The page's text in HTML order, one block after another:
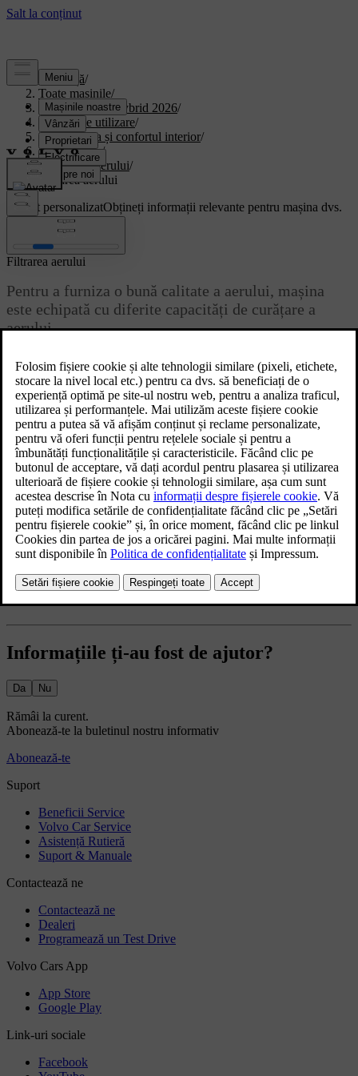
Asistență/
Toate mașinile/
XC90 Plug-in Hybrid 2026/
Manual de utilizare/
Climatizarea și confortul interior/
climatizarea./
Calitatea aerului/
Filtrarea aerului
Suport personalizatObțineți informații relevante pentru mașina dvs.
Conectează-te
Filtrarea aerului
Pentru a furniza o bună calitate a aerului, mașina
este echipată cu diferite capacități de curățare a
aerului.
Mașina are mai multe funcții pentru a asigura o calitate bună a
aerului. Unele dintre acestea sunt pasive, iar altele pot fi controlate
din afișajul central.
Mai multe în acest subiect
Purificarea avansată a aerului
Informațiile ți-au fost de ajutor?
Da Nu